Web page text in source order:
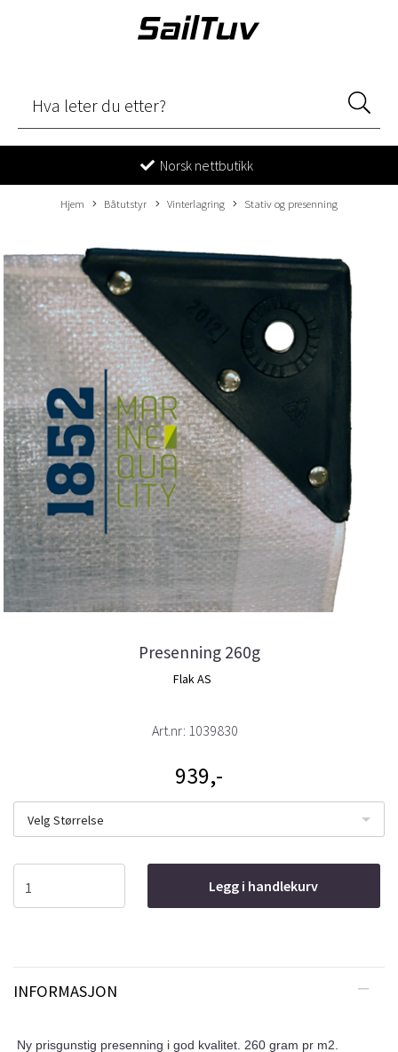
Norsk nettbutikk
Hjem Båtutstyr Vinterlagring Stativ og presenning
Presenning 260g
Flak AS
Art.nr: 1039830
939,-
Velg Størrelse
Legg i handlekurv
INFORMASJON
Ny prisgunstig presenning i god kvalitet. 260 gram pr m2.